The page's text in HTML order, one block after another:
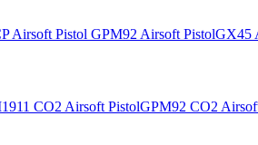
Airsoft Pistol GPM92 Airsoft PistolGX45
CO2 Airsoft PistolGPM92 CO2